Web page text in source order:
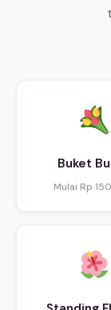
Buket
Mulai Rp